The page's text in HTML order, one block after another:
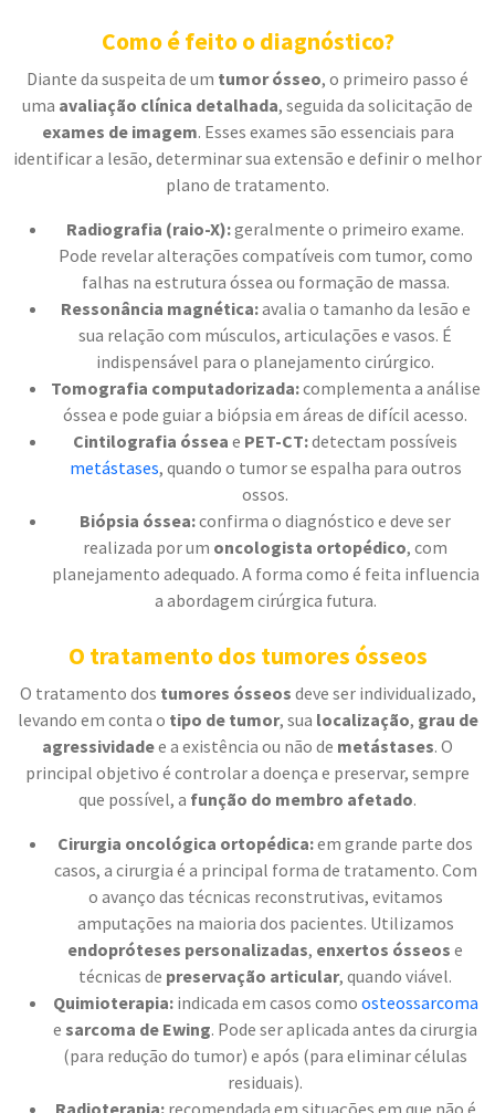
Como é feito o diagnóstico?
Diante da suspeita de um tumor ósseo, o primeiro passo é
uma avaliação clínica detalhada, seguida da solicitação de
exames de imagem. Esses exames são essenciais para
identificar a lesão, determinar sua extensão e definir o melhor
plano de tratamento.
Radiografia (raio-X):geralmente o primeiro exame.
Pode revelar alterações compatíveis com tumor, como
falhas na estrutura óssea ou formação de massa.
Ressonância magnética:avalia o tamanho da lesão e
sua relação com músculos, articulações e vasos. É
indispensável para o planejamento cirúrgico.
Tomografia computadorizada:complementa a análise
óssea e pode guiar a biópsia em áreas de difícil acesso.
Cintilografia óssea e PET-CT:detectam possíveis
metástases, quando o tumor se espalha para outros
ossos.
Biópsia óssea:confirma o diagnóstico e deve ser
realizada por um oncologista ortopédico, com
planejamento adequado. A forma como é feita influencia
a abordagem cirúrgica futura.
O tratamento dos tumores ósseos
O tratamento dos tumores ósseos deve ser individualizado,
levando em conta o tipo de tumor, sua localização, grau de
agressividadee a existência ou não de metástases. O
principal objetivo é controlar a doença e preservar, sempre
que possível, a função do membro afetado.
Cirurgia oncológica ortopédica:em grande parte dos
casos, a cirurgia é a principal forma de tratamento. Com
o avanço das técnicas reconstrutivas, evitamos
amputações na maioria dos pacientes. Utilizamos
endopróteses personalizadas, enxertos ósseos e
técnicas de preservação articular, quando viável.
Quimioterapia:indicada em casos como osteossarcoma
e sarcoma de Ewing. Pode ser aplicada antes da cirurgia
(para redução do tumor) e após (para eliminar células
residuais).
Radioterapia:recomendada em situações em que não é